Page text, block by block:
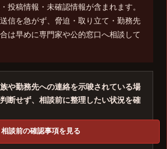
投稿情報・未確認情報が含まれます。
信を急がず、脅迫・取り立て・勤務先
は早めに専門家や公的窓口へ相談して
や勤務先への連絡を示唆されている場
断せず、相談前に整理したい状況を確
相談前の確認事項を見る